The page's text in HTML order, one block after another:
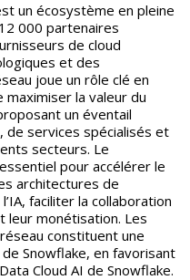
un écosystème en pleine
000 partenaires
de cloud
et des
joue un rôle clé en
la valeur du
un éventail
services spécialisés et
secteurs. Le
pour accélérer le
architectures de
faciliter la collaboration
leur monétisation. Les
constituent une
Snowflake, en favorisant
Cloud AI de Snowflake.